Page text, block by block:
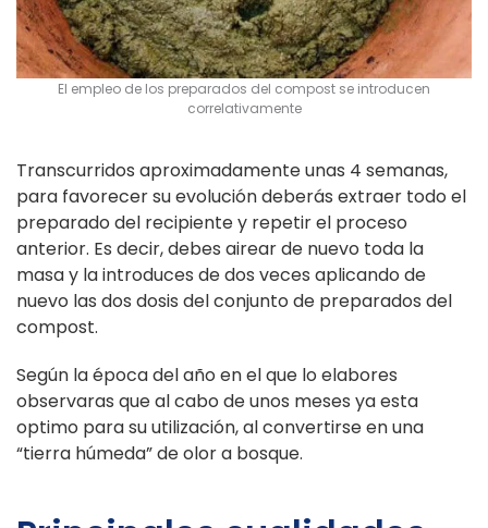
El empleo de los preparados del compost se introducen
correlativamente
Transcurridos aproximadamente unas 4 semanas,
para favorecer su evolución deberás extraer todo el
preparado del recipiente y repetir el proceso
anterior. Es decir, debes airear de nuevo toda la
masa y la introduces de dos veces aplicando de
nuevo las dos dosis del conjunto de preparados del
compost.
Según la época del año en el que lo elabores
observaras que al cabo de unos meses ya esta
optimo para su utilización, al convertirse en una
“tierra húmeda” de olor a bosque.